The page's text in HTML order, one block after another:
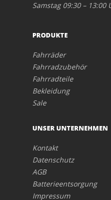
Samstag 09:30 – 13:00
PRODUKTE
Fahrräder
Fahrradzubehör
Fahrradteile
Bekleidung
Sale
UNSER UNTERNEHMEN
Kontakt
Datenschutz
AGB
Batterieentsorgung
Impressum